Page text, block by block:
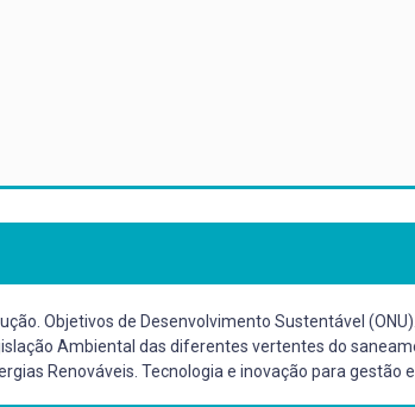
Objetivos de Desenvolvimento Sustentável
Ambiental das diferentes vertentes do
Renováveis. Tecnologia e inovação para gestão